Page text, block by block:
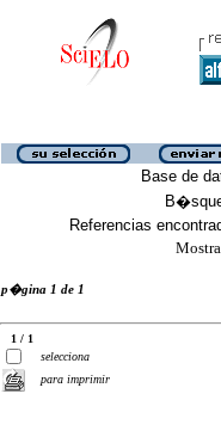
Base de
Referencias
p�gina 1 de 1
1 / 1
selecciona
para imprimir